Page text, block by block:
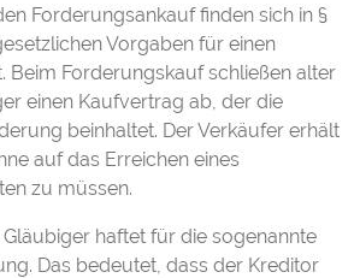
Forderungsankauf finden sich in §
Vorgaben für einen
Beim Forderungskauf schließen alter
einen Kaufvertrag ab, der die
beinhaltet. Der Verkäufer erhält
auf das Erreichen eines
zu müssen.
haftet für die sogenannte
Das bedeutet, dass der Kreditor